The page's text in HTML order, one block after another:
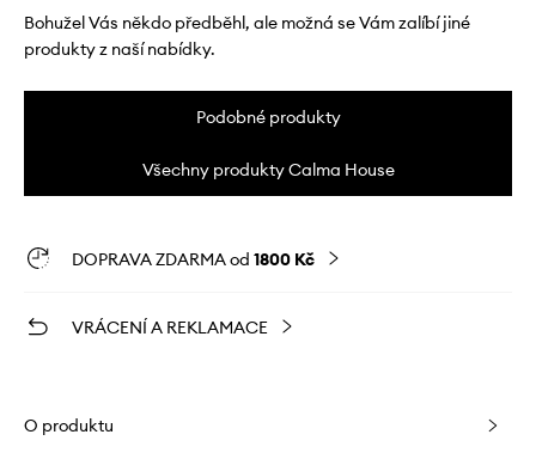
Bohužel Vás někdo předběhl, ale možná se Vám zalíbí jiné
produkty z naší nabídky.
Podobné produkty
Všechny produkty Calma House
DOPRAVA ZDARMA od 1800 Kč
VRÁCENÍ A REKLAMACE
O produktu